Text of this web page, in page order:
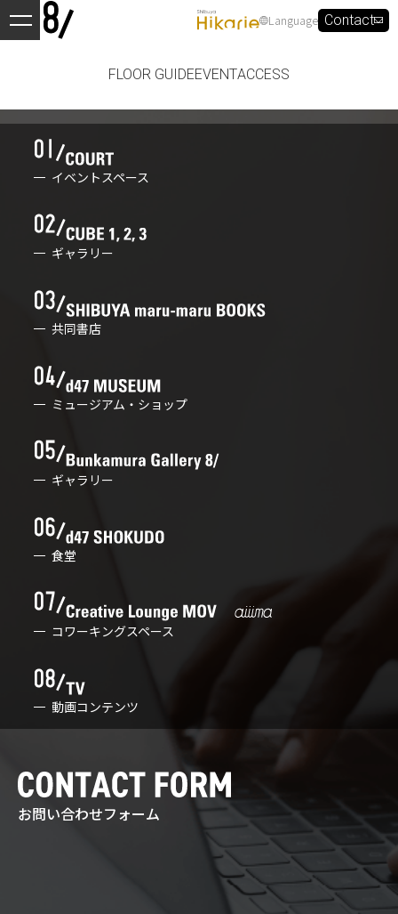
Language Contact
FLOOR GUIDEEVENTACCESS
イベントスペース
ギャラリー
共同書店
ミュージアム・ショップ
ギャラリー
食堂
コワーキングスペース
動画コンテンツ
お問い合わせフォーム